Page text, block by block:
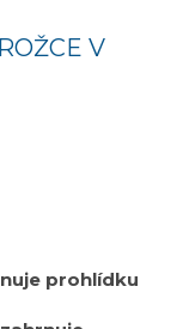
V
prohlídku